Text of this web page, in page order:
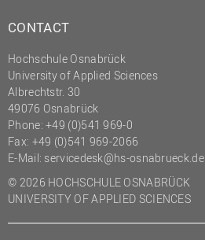
Studium und Lehre
Transfer- und
Innovationsmanagement
CONTACT
Hochschule Osnabrück
University of Applied Sciences
Albrechtstr. 30
49076 Osnabrück
Phone: +49 (0)541 969-0
Fax: +49 (0)541 969-2066
E-Mail: servicedesk@hs-osnabrueck.de
© 2026 HOCHSCHULE OSNABRÜCK
UNIVERSITY OF APPLIED SCIENCES